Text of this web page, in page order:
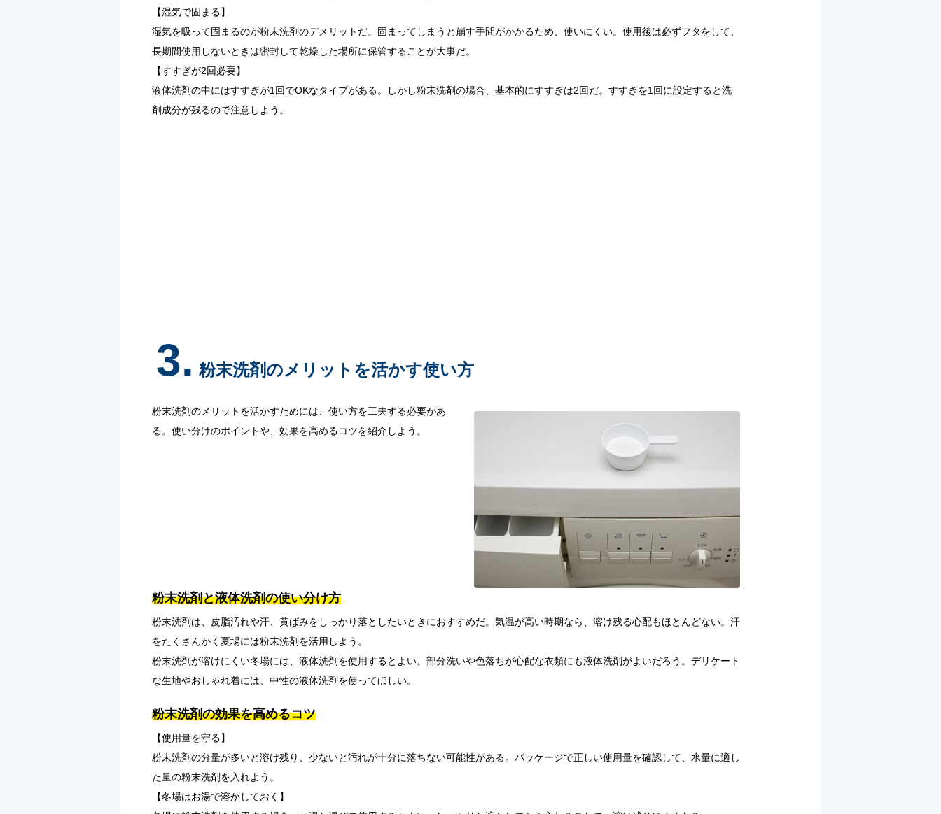
【湿気で固まる】
湿気を吸って固まるのが粉末洗剤のデメリットだ。固まってしまうと崩す手間がかかるため、使いにくい。使用後は必ずフタをして、
長期間使用しないときは密封して乾燥した場所に保管することが大事だ。
【すすぎが2回必要】
液体洗剤の中にはすすぎが1回でOKなタイプがある。しかし粉末洗剤の場合、基本的にすすぎは2回だ。すすぎを1回に設定すると洗
剤成分が残るので注意しよう。
3. 粉末洗剤のメリットを活かす使い方
粉末洗剤のメリットを活かすためには、使い方を工夫する必要があ
る。使い分けのポイントや、効果を高めるコツを紹介しよう。
粉末洗剤と液体洗剤の使い分け方
粉末洗剤は、皮脂汚れや汗、黄ばみをしっかり落としたいときにおすすめだ。気温が高い時期なら、溶け残る心配もほとんどない。汗
をたくさんかく夏場には粉末洗剤を活用しよう。
粉末洗剤が溶けにくい冬場には、液体洗剤を使用するとよい。部分洗いや色落ちが心配な衣類にも液体洗剤がよいだろう。デリケート
な生地やおしゃれ着には、中性の液体洗剤を使ってほしい。
粉末洗剤の効果を高めるコツ
【使用量を守る】
粉末洗剤の分量が多いと溶け残り、少ないと汚れが十分に落ちない可能性がある。パッケージで正しい使用量を確認して、水量に適し
た量の粉末洗剤を入れよう。
【冬場はお湯で溶かしておく】